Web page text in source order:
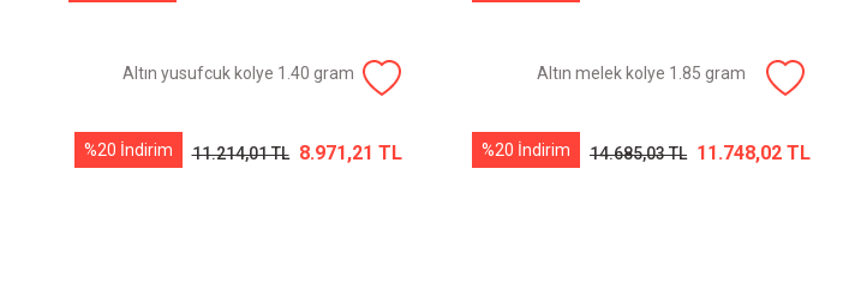
Altın yusufcuk kolye 1.40 gram
%20 İndirim 11.214,01 TL 8.971,21 TL
Altın melek kolye 1.85 gram
%20 İndirim 14.685,03 TL 11.748,02 TL